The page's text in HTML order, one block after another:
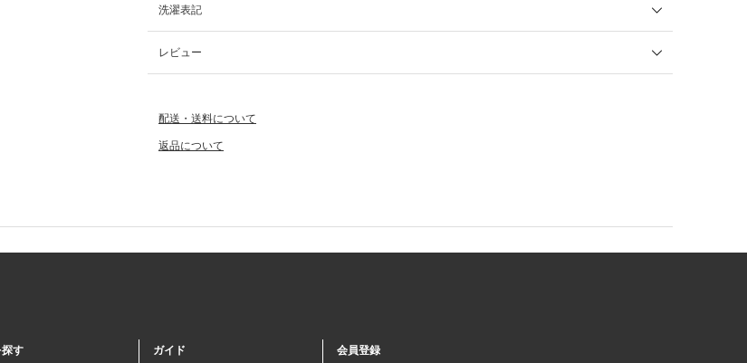
洗濯表記
レビュー
配送・送料について
返品について
す ガイド 会員登録